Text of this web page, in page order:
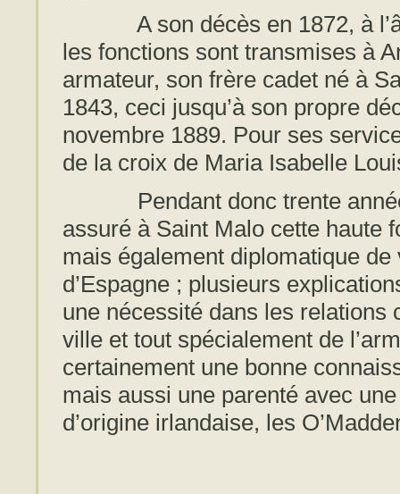
A son décès en 1872, à
les fonctions sont transmises à
armateur, son frère cadet né à
1843, ceci jusqu’à son propre
novembre 1889. Pour ses
de la croix de Maria Isabelle
Pendant donc trente
assuré à Saint Malo cette haute
mais également diplomatique de
d’Espagne ; plusieurs
une nécessité dans les relations
ville et tout spécialement de
certainement une bonne
mais aussi une parenté avec
d’origine irlandaise, les